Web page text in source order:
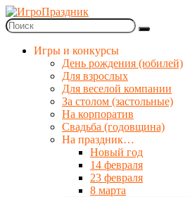
Игры и конкурсы
День рождения (юбилей)
Для взрослых
Для веселой компании
За столом (застольные)
На корпоратив
Свадьба (годовщина)
На праздник…
Новый год
14 февраля
23 февраля
8 марта